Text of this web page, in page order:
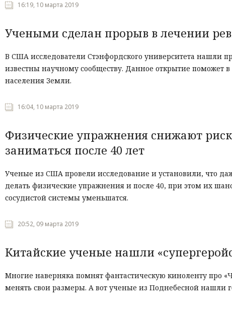
16:19, 10 марта 2019
Учеными сделан прорыв в лечении
В США исследователи Стэнфордского университета нашли
известны научному сообществу. Данное открытие поможет
населения Земли.
16:04, 10 марта 2019
Физические упражнения снижают
заниматься после 40 лет
Ученые из США провели исследование и установили, что
делать физические упражнения и после 40, при этом их
сосудистой системы уменьшатся.
20:52, 09 марта 2019
Китайские ученые нашли
Многие наверняка помнят фантастическую киноленту про
менять свои размеры. А вот ученые из Поднебесной нашли